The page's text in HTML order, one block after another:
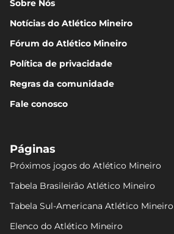
Sobre Nós
Notícias do Atlético Mineiro
Fórum do Atlético Mineiro
Política de privacidade
Regras da comunidade
Fale conosco
Páginas
Próximos jogos do Atlético Mineiro
Tabela Brasileirão Atlético Mineiro
Tabela Sul-Americana Atlético Mineiro
Elenco do Atlético Mineiro